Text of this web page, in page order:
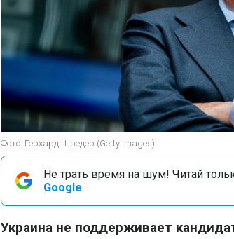
Фото: Герхард Шредер (Getty Images)
Не трать время на шум! Читай
Google
Украина не поддерживает